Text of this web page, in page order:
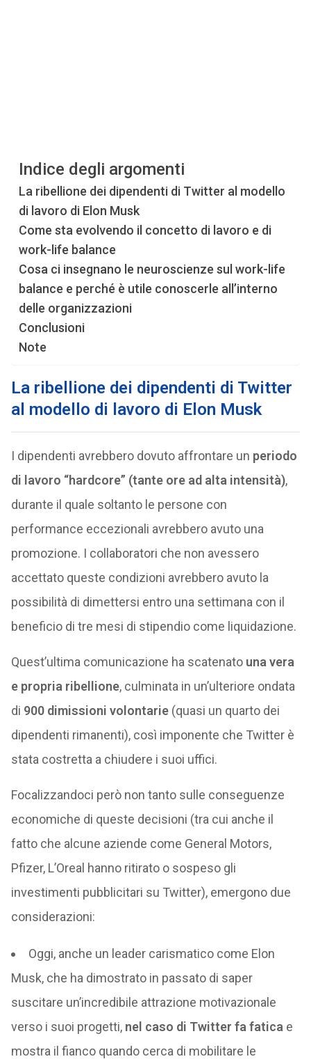
Indice degli argomenti
La ribellione dei dipendenti di Twitter al modello
di lavoro di Elon Musk
Come sta evolvendo il concetto di lavoro e di
work-life balance
Cosa ci insegnano le neuroscienze sul work-life
balance e perché è utile conoscerle all’interno
delle organizzazioni
Conclusioni
Note
La ribellione dei dipendenti di Twitter
al modello di lavoro di Elon Musk
I dipendenti avrebbero dovuto affrontare un periodo
di lavoro “hardcore” (tante ore ad alta intensità),
durante il quale soltanto le persone con
performance eccezionali avrebbero avuto una
promozione. I collaboratori che non avessero
accettato queste condizioni avrebbero avuto la
possibilità di dimettersi entro una settimana con il
beneficio di tre mesi di stipendio come liquidazione.
Quest’ultima comunicazione ha scatenato una vera
e propria ribellione, culminata in un’ulteriore ondata
di 900 dimissioni volontarie(quasi un quarto dei
dipendenti rimanenti), così imponente che Twitter è
stata costretta a chiudere i suoi uffici.
Focalizzandoci però non tanto sulle conseguenze
economiche di queste decisioni (tra cui anche il
fatto che alcune aziende come General Motors,
Pfizer, L’Oreal hanno ritirato o sospeso gli
investimenti pubblicitari su Twitter), emergono due
considerazioni:
Oggi, anche un leader carismatico come Elon
Musk, che ha dimostrato in passato di saper
suscitare un’incredibile attrazione motivazionale
verso i suoi progetti, nel caso di Twitter fa fatica e
mostra il fianco quando cerca di mobilitare le